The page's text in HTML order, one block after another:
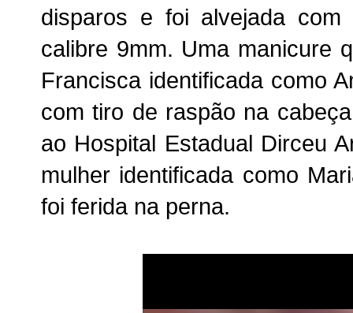
disparos e foi alvejada
calibre 9mm. Uma manicure
Francisca identificada como
com tiro de raspão na
ao Hospital Estadual Dirceu
mulher identificada como
foi ferida na perna.